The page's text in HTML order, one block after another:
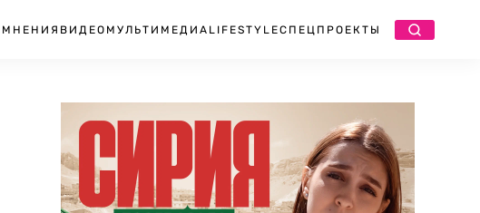
МНЕНИЯ ВИДЕО МУЛЬТИМЕДИА LIFESTYLEСПЕЦПРОЕКТЫ